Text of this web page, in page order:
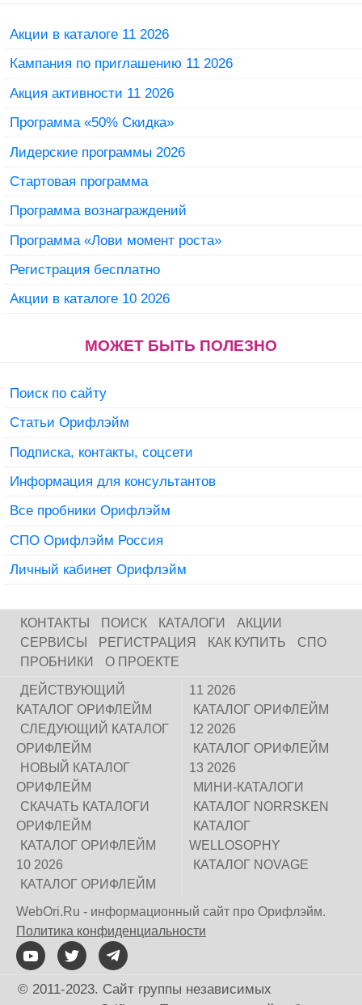
Акции в каталоге 11 2026
Кампания по приглашению 11 2026
Акция активности 11 2026
Программа «50% Скидка»
Лидерские программы 2026
Стартовая программа
Программа вознаграждений
Программа «Лови момент роста»
Регистрация бесплатно
Акции в каталоге 10 2026
МОЖЕТ БЫТЬ ПОЛЕЗНО
Поиск по сайту
Статьи Орифлэйм
Подписка, контакты, соцсети
Информация для консультантов
Все пробники Орифлэйм
СПО Орифлэйм Россия
Личный кабинет Орифлэйм
КОНТАКТЫ ПОИСК КАТАЛОГИ
АКЦИИ
СЕРВИСЫ
РЕГИСТРАЦИЯ КАК КУПИТЬ
СПО
ПРОБНИКИ
О ПРОЕКТЕ
ДЕЙСТВУЮЩИЙ
КАТАЛОГ ОРИФЛЕЙМ
СЛЕДУЮЩИЙ КАТАЛОГ
ОРИФЛЕЙМ
НОВЫЙ КАТАЛОГ
ОРИФЛЕЙМ
СКАЧАТЬ КАТАЛОГИ
ОРИФЛЕЙМ
КАТАЛОГ ОРИФЛЕЙМ
10 2026
КАТАЛОГ ОРИФЛЕЙМ
11 2026
КАТАЛОГ ОРИФЛЕЙМ
12 2026
КАТАЛОГ ОРИФЛЕЙМ
13 2026
МИНИ-КАТАЛОГИ
КАТАЛОГ NORRSKEN
КАТАЛОГ
WELLOSOPHY
КАТАЛОГ NOVAGE
WebOri.Ru - информационный сайт про Орифлэйм.
Политика конфиденциальности
© 2011-2023. Сайт группы независимых